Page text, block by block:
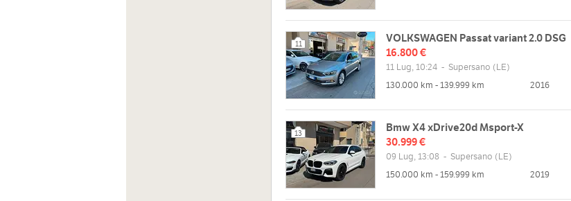
11
VOLKSWAGEN Passat variant 2.0 DSG
16.800 €
11 Lug, 10:24 - Supersano (LE)
130.000 km - 139.999 km
2016
13
Bmw X4 xDrive20d Msport-X
30.999 €
09 Lug, 13:08 - Supersano (LE)
150.000 km - 159.999 km
2019